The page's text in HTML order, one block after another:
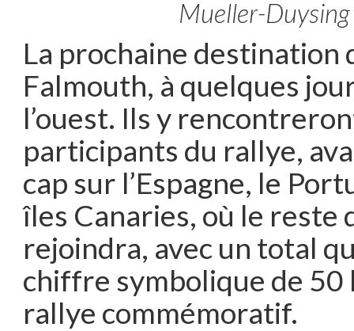
Mueller-Duysing
La prochaine destination
Falmouth, à quelques
l’ouest. Ils y
participants du rallye,
cap sur l’Espagne, le
îles Canaries, où le reste
rejoindra, avec un total
chiffre symbolique de 50
rallye commémoratif.